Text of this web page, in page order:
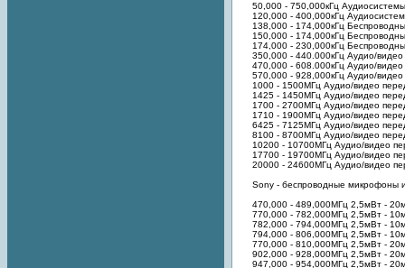
50,000 - 750,000кГц
120,000 - 400,000кГц
138,000 - 174,000кГц
150,000 - 174,000кГц
174,000 - 230,000кГц
350,000 - 440.000кГц Аудио/
470,000 - 608.000кГц Аудио/видео
570,000 - 928,000кГц Аудио/видео
1000 - 1500МГц Аудио/видео
1425 - 1450МГц Аудио/видео
1700 - 2700МГц Аудио/видео
1710 - 1900МГц Аудио/видео
6425 - 7125МГц Аудио/видео
8100 - 8700МГц Аудио/видео
10200 - 10700МГц Аудио/видео
17700 - 19700МГц Аудио/видео
20000 - 24600МГц Аудио/видео
Sony - беспроводные микрофоны
470,000 - 489,000МГц 2,5мВт -
770,000 - 782,000МГц 2,5мВт -
782,000 - 794,000МГц 2,5мВт -
794,000 - 806,000МГц 2,5мВт -
770,000 - 810,000МГц 2,5мВт -
902,000 - 928,000МГц 2,5мВт -
947,000 - 954,000МГц 2,5мВт -